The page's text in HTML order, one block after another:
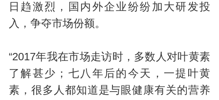
日趋激烈，国内外企业纷纷加大研发投
入，争夺市场份额。
“2017年我在市场走访时，多数人对叶黄素
了解甚少；七八年后的今天，一提叶黄
素，很多人都知道是与眼健康有关的营养